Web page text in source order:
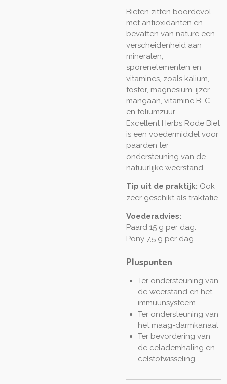
Bieten zitten boordevol
met antioxidanten en
bevatten van nature een
verscheidenheid aan
mineralen,
sporenelementen en
vitamines, zoals kalium,
fosfor, magnesium, ijzer,
mangaan, vitamine B, C
en foliumzuur.
Excellent Herbs Rode Biet
is een voedermiddel voor
paarden ter
ondersteuning van de
natuurlijke weerstand.
Tip uit de praktijk: Ook
zeer geschikt als traktatie.
Voederadvies:
Paard 15 g per dag.
Pony 7,5 g per dag
Pluspunten
Ter ondersteuning van
de weerstand en het
immuunsysteem
Ter ondersteuning van
het maag-darmkanaal
Ter bevordering van
de celademhaling en
celstofwisseling